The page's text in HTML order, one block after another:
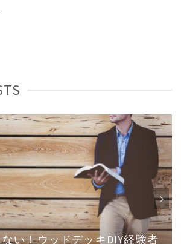
い！ウッドデッキDIY経験者